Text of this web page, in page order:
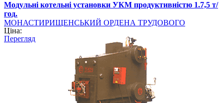
Модульні котельні установки УКМ продуктивністю 1.7,5 т/
год.
МОНАСТИРИЩЕНСЬКИЙ ОРДЕНА ТРУДОВОГО
ЧЕРВОНОГО ПРАПОРА МАШИНОБУДІВНИЙ ЗАВОД,
ВАТ
Ціна:
Перегляд